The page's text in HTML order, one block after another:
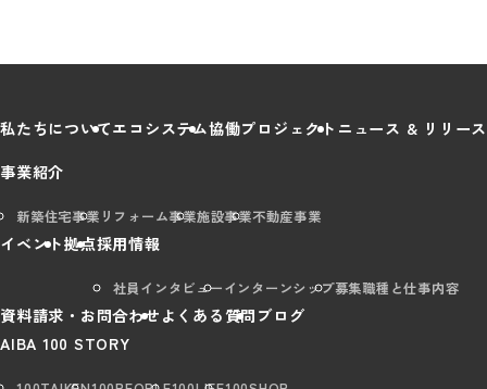
私たちについてエコシステム協働プロジェクト ニュース & リリース
事業紹介
新築住宅事業 リフォーム事業施設事業不動産事業
イベント拠点採用情報
社員インタビューインターンシップ募集職種と仕事内容
資料請求・お問合わせ よくある質問 ブログ
AIBA 100 STORY